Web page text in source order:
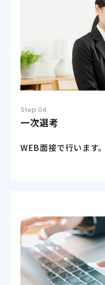
Step 04
一次選考
WEB面接で行います。